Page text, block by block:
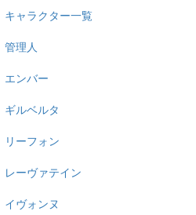
キャラクター一覧
管理人
エンバー
ギルベルタ
リーフォン
レーヴァテイン
イヴォンヌ